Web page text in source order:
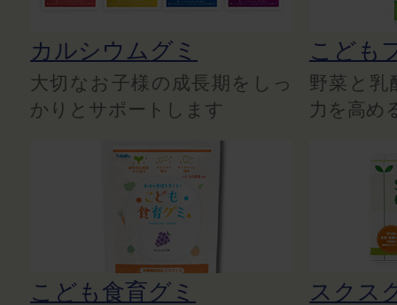
カルシウムグミ
大切なお子様の成長期をしっ
かりとサポートします
こども
野菜と乳
力を高め
こども食育グミ スクス